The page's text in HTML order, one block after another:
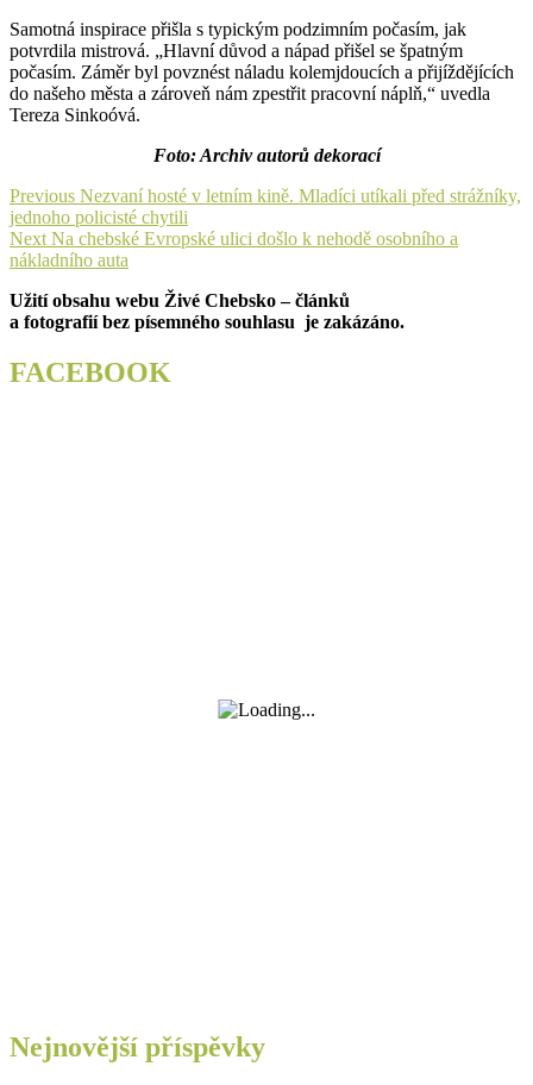
Samotná inspirace přišla s typickým podzimním počasím, jak
potvrdila mistrová. „Hlavní důvod a nápad přišel se špatným
počasím. Záměr byl povznést náladu kolemjdoucích a přijíždějících
do našeho města a zároveň nám zpestřit pracovní náplň,“ uvedla
Tereza Sinkoóvá.
Foto: Archiv autorů dekorací
Navigace
pro
příspěvek
Previous Previous
post:
Nezvaní hosté v letním kině. Mladíci utíkali před strážníky,
jednoho policisté chytili
Next Next
post:
Na chebské Evropské ulici došlo k nehodě osobního a
nákladního auta
Užití obsahu webu Živé Chebsko – článků
a fotografií bez písemného souhlasu je zakázáno.
FACEBOOK
Nejnovější příspěvky